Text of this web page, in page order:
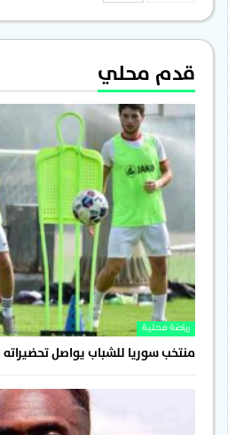
قدم محلي
رياضة محلية
منتخب سوريا للشباب يواصل تحضيراته